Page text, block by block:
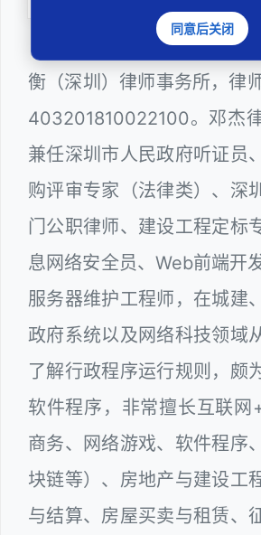
邓杰律师，法律硕士，
衡（深圳）律师事务所，律
403201810022100。邓杰
兼任深圳市人民政府听证员
购评审专家（法律类）、深
门公职律师、建设工程定标
息网络安全员、Web前端开
服务器维护工程师，在城建
政府系统以及网络科技领域
了解行政程序运行规则，颇
软件程序，非常擅长互联网
商务、网络游戏、软件程序
块链等）、房地产与建设工
与结算、房屋买卖与租赁、
同意后关闭